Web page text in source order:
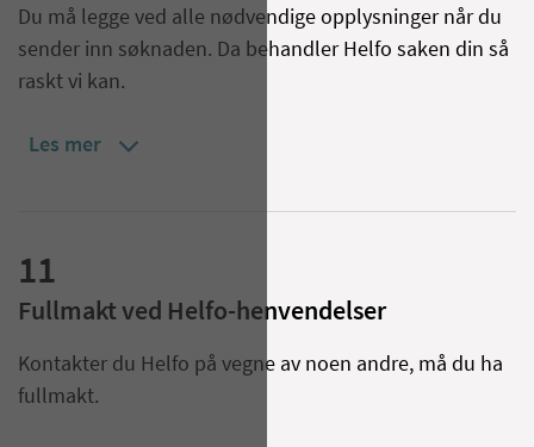
Du må legge ved alle nødvendige opplysninger når du
sender inn søknaden. Da behandler Helfo saken din så
raskt vi kan.
Les mer
11
Fullmakt ved Helfo-henvendelser
Kontakter du Helfo på vegne av noen andre, må du ha
fullmakt.